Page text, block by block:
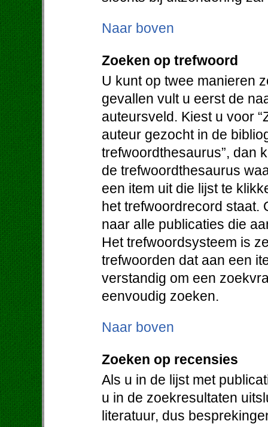
Naar boven
Zoeken op trefwoord
U kunt op twee manieren
gevallen vult u eerst de
auteursveld. Kiest u voor
auteur gezocht in de
trefwoordthesaurus”, dan
de trefwoordthesaurus
een item uit die lijst te
het trefwoordrecord staat.
naar alle publicaties die
Het trefwoordsysteem is
trefwoorden dat aan een
verstandig om een
eenvoudig zoeken.
Naar boven
Zoeken op recensies
Als u in de lijst met
u in de zoekresultaten
literatuur, dus